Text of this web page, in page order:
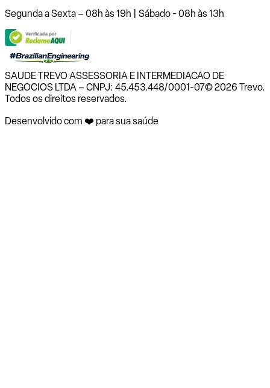
Segunda a Sexta – 08h às 19h | Sábado - 08h às 13h
SAUDE TREVO ASSESSORIA E INTERMEDIACAO DE
NEGOCIOS LTDA – CNPJ: 45.453.448/0001-07© 2026 Trevo.
Todos os direitos reservados.
Desenvolvido com ❤️ para sua saúde